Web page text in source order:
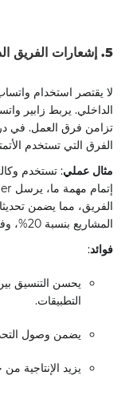
5. إشعارات الفريق الداخلية
لا يقتصر استخدام
الداخلي. يربط زابير
الفرق التي تستخدم
مثال عملي
الفريق، مما يضمن
المشاريع بنسبة 20%، وفقًا للمراجعة الداخلية للوكالة.
فوائد:
يحسن التنسيق
التطبيقات.
يضمن وصول
يزيد الإنتاجية